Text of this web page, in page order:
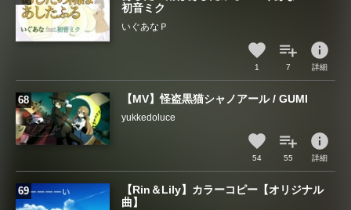
初音ミク
いぐあなＰ
1 7
info
詳細
【MV】怪盗黒猫シャノアール / GUMI
yukkedoluce
54 55
info
詳細
【Rin＆Lily】カラーコピー【オリジナル
曲】